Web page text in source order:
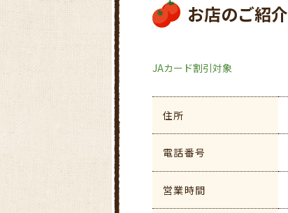
お店のご紹介
JAカード割引対象
住所
電話番号
営業時間